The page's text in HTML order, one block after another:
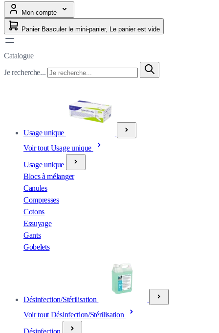
Mon compte
Panier Basculer le mini-panier, Le panier est vide
Catalogue
Je recherche...
Usage unique
Voir tout Usage unique
Usage unique
Blocs à mélanger
Canules
Compresses
Cotons
Essuyage
Gants
Gobelets
Désinfection/Stérilisation
Voir tout Désinfection/Stérilisation
Désinfection